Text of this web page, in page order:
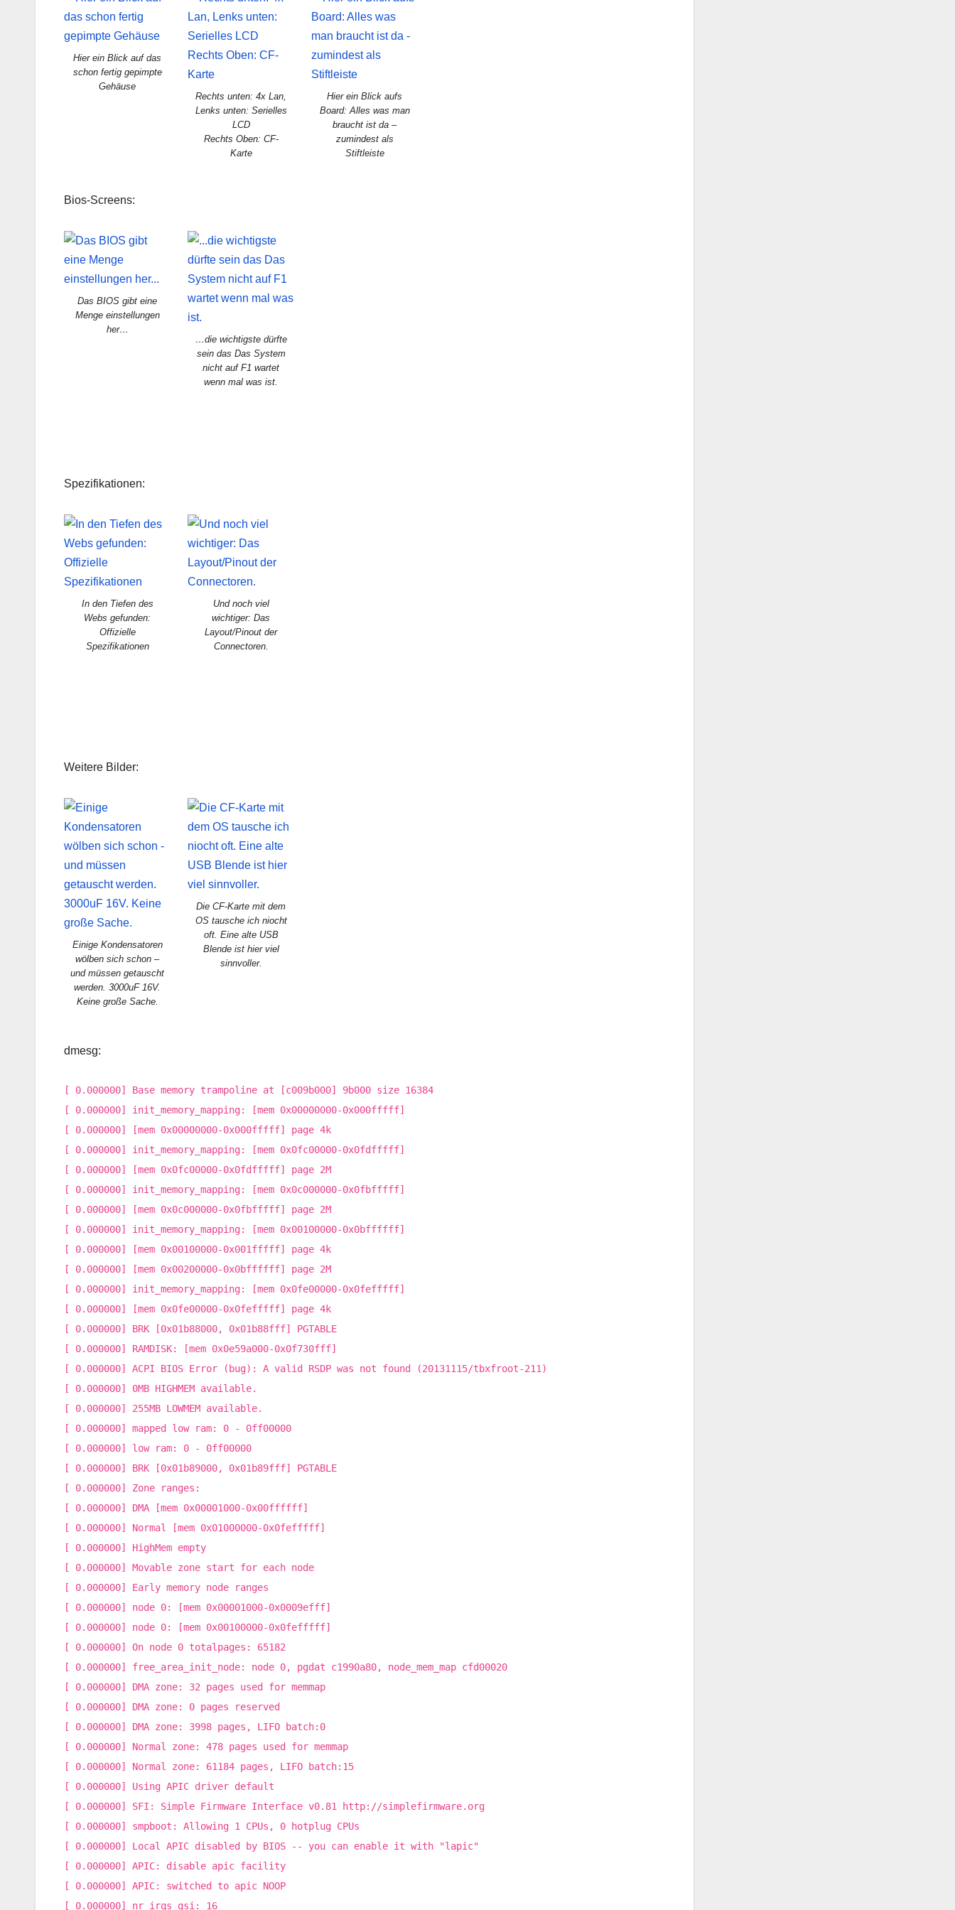
Hier ein Blick auf das
schon fertig gepimpte
Gehäuse
Rechts unten: 4x Lan,
Lenks unten: Serielles
LCD
Rechts Oben: CF-
Karte
Hier ein Blick aufs
Board: Alles was man
braucht ist da –
zumindest als
Stiftleiste
Bios-Screens:
Das BIOS gibt eine
Menge einstellungen
her…
…die wichtigste dürfte
sein das Das System
nicht auf F1 wartet
wenn mal was ist.
Spezifikationen:
In den Tiefen des
Webs gefunden:
Offizielle
Spezifikationen
Und noch viel
wichtiger: Das
Layout/Pinout der
Connectoren.
Weitere Bilder:
Einige Kondensatoren
wölben sich schon –
und müssen getauscht
werden. 3000uF 16V.
Keine große Sache.
Die CF-Karte mit dem
OS tausche ich niocht
oft. Eine alte USB
Blende ist hier viel
sinnvoller.
dmesg:
[ 0.000000] Base memory trampoline at [c009b000] 9b000 size 16384
[ 0.000000] init_memory_mapping: [mem 0x00000000-0x000fffff]
[ 0.000000] [mem 0x00000000-0x000fffff] page 4k
[ 0.000000] init_memory_mapping: [mem 0x0fc00000-0x0fdfffff]
[ 0.000000] [mem 0x0fc00000-0x0fdfffff] page 2M
[ 0.000000] init_memory_mapping: [mem 0x0c000000-0x0fbfffff]
[ 0.000000] [mem 0x0c000000-0x0fbfffff] page 2M
[ 0.000000] init_memory_mapping: [mem 0x00100000-0x0bffffff]
[ 0.000000] [mem 0x00100000-0x001fffff] page 4k
[ 0.000000] [mem 0x00200000-0x0bffffff] page 2M
[ 0.000000] init_memory_mapping: [mem 0x0fe00000-0x0fefffff]
[ 0.000000] [mem 0x0fe00000-0x0fefffff] page 4k
[ 0.000000] BRK [0x01b88000, 0x01b88fff] PGTABLE
[ 0.000000] RAMDISK: [mem 0x0e59a000-0x0f730fff]
[ 0.000000] ACPI BIOS Error (bug): A valid RSDP was not found (20131115/tbxfroot-211)
[ 0.000000] 0MB HIGHMEM available.
[ 0.000000] 255MB LOWMEM available.
[ 0.000000] mapped low ram: 0 - 0ff00000
[ 0.000000] low ram: 0 - 0ff00000
[ 0.000000] BRK [0x01b89000, 0x01b89fff] PGTABLE
[ 0.000000] Zone ranges:
[ 0.000000] DMA [mem 0x00001000-0x00ffffff]
[ 0.000000] Normal [mem 0x01000000-0x0fefffff]
[ 0.000000] HighMem empty
[ 0.000000] Movable zone start for each node
[ 0.000000] Early memory node ranges
[ 0.000000] node 0: [mem 0x00001000-0x0009efff]
[ 0.000000] node 0: [mem 0x00100000-0x0fefffff]
[ 0.000000] On node 0 totalpages: 65182
[ 0.000000] free_area_init_node: node 0, pgdat c1990a80, node_mem_map cfd00020
[ 0.000000] DMA zone: 32 pages used for memmap
[ 0.000000] DMA zone: 0 pages reserved
[ 0.000000] DMA zone: 3998 pages, LIFO batch:0
[ 0.000000] Normal zone: 478 pages used for memmap
[ 0.000000] Normal zone: 61184 pages, LIFO batch:15
[ 0.000000] Using APIC driver default
[ 0.000000] SFI: Simple Firmware Interface v0.81 http://simplefirmware.org
[ 0.000000] smpboot: Allowing 1 CPUs, 0 hotplug CPUs
[ 0.000000] Local APIC disabled by BIOS -- you can enable it with "lapic"
[ 0.000000] APIC: disable apic facility
[ 0.000000] APIC: switched to apic NOOP
[ 0.000000] nr_irqs_gsi: 16